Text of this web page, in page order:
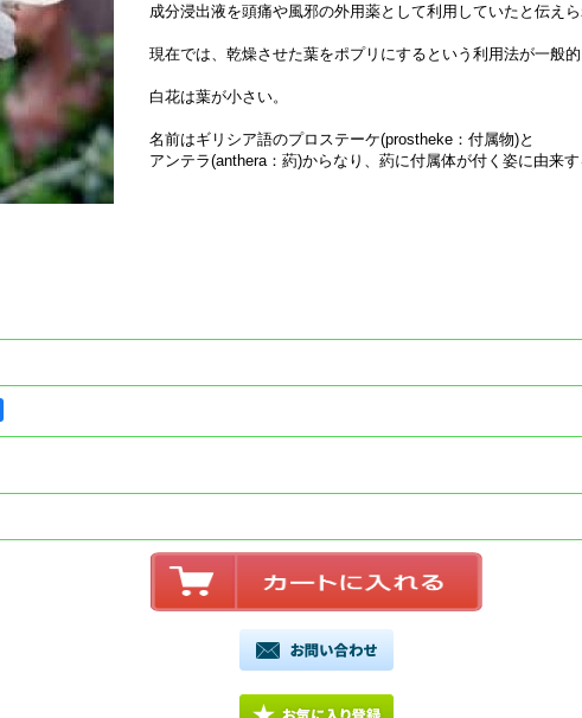
成分浸出液を頭痛や風邪の外用薬として利用していたと伝え
現在では、乾燥させた葉をポプリにするという利用法が一般
白花は葉が小さい。
名前はギリシア語のプロステーケ(prostheke：付属物)と
アンテラ(anthera：葯)からなり、葯に付属体が付く姿に由来